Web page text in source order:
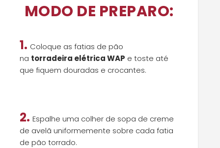
MODO DE PREPARO:
1. Coloque as fatias de pão
na torradeira elétrica WAP e toste até
que fiquem douradas e crocantes.
2.Espalhe uma colher de sopa de creme
de avelã uniformemente sobre cada fatia
de pão torrado.